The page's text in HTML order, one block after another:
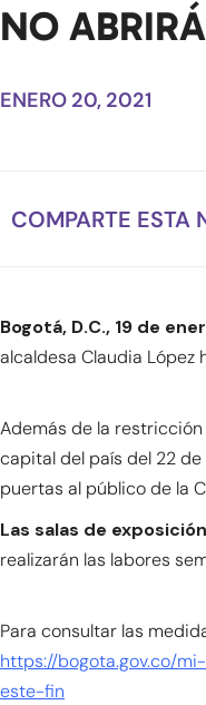
NO
ENERO 20, 2021
COMPARTE ESTA
Bogotá, D.C., 19 de
alcaldesa Claudia López
Además de la
capital del país del 22 de
puertas al público de la
Las salas de
realizarán las labores
Para consultar las
https://bogota.gov.co/
este-fin